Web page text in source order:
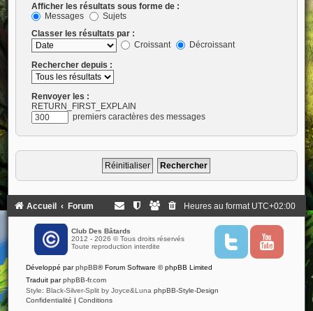
Afficher les résultats sous forme de :
Messages
Sujets
Classer les résultats par :
Croissant
Décroissant
Rechercher depuis :
Renvoyer les :
RETURN_FIRST_EXPLAIN
premiers caractères des messages
Accueil Forum Heures au format UTC+02:00
Club Des Bâtards
2012 - 2026 © Tous droits réservés
Toute reproduction interdite
T
i
Y
u
Développé parphpBB® Forum Software © phpBB Limited
Traduit parphpBB-fr.com
Style: Black-Silver-Split by Joyce&Luna phpBB-Style-Design
Confidentialité | Conditions